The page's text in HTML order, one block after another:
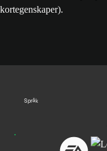
kortegenskaper).
Språk